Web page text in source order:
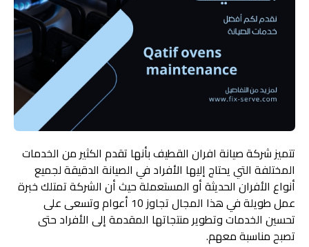
تتميز شركة صيانة افران القطيف بأنها تقدم الكثير من الخدمات
المختلفة التي يحتاج إليها الأفراد في الصيانة الدقيقة لجميع
أنواع الأفران الحديثة أو المستعملة حيث أن الشركة تمتلك خبرة
عمل طويلة في هذا المجال تجاوز 10 أعوام وتسعى على
تحسين الخدمات وتطوير منتجاتها المقدمة إلى الأفراد حتى
تصبح مناسبة معهم.